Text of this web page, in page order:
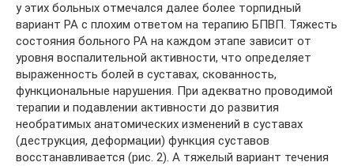
у этих больных отмечался далее более торпидный
вариант РА с плохим ответом на терапию БПВП. Тяжесть
состояния больного РА на каждом этапе зависит от
уровня воспалительной активности, что определяет
выраженность болей в суставах, скованность,
функциональные нарушения. При адекватно проводимой
терапии и подавлении активности до развития
необратимых анатомических изменений в суставах
(деструкция, деформации) функция суставов
восстанавливается (рис. 2). А тяжелый вариант течения